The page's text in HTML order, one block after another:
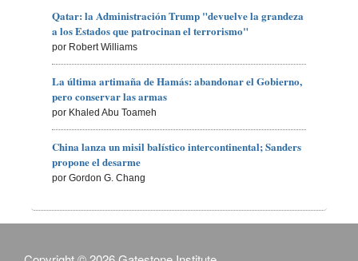
Qatar: la Administración Trump "devuelve la grandeza
a los Estados que patrocinan el terrorismo"
por Robert Williams
La última artimaña de Hamás: abandonar el Gobierno,
pero conservar las armas
por Khaled Abu Toameh
China lanza un misil balístico intercontinental; Sanders
propone el desarme
por Gordon G. Chang